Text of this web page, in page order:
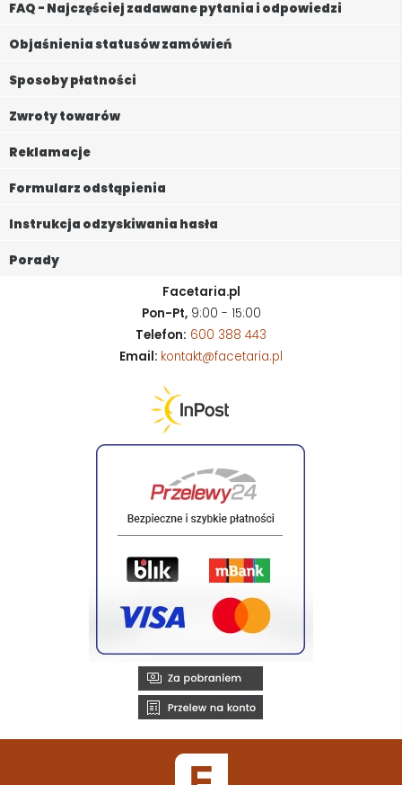
FAQ - Najczęściej zadawane pytania i odpowiedzi
Objaśnienia statusów zamówień
Sposoby płatności
Zwroty towarów
Reklamacje
Formularz odstąpienia
Instrukcja odzyskiwania hasła
Porady
Facetaria.pl
Pon-Pt,9:00 - 15:00
Telefon: 600 388 443
Email: kontakt@facetaria.pl